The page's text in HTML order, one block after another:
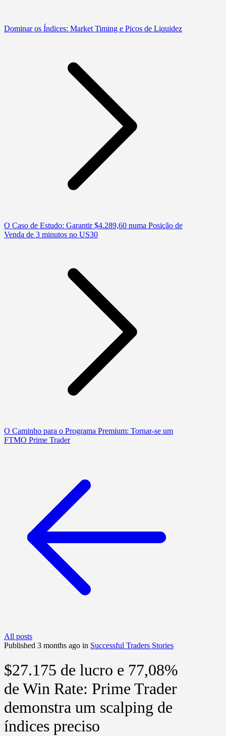
Dominar os Índices: Market Timing e Picos de Liquidez
O Caso de Estudo: Garantir $4.289,60 numa Posição de
Venda de 3 minutos no US30
O Caminho para o Programa Premium: Tornar-se um
FTMO Prime Trader
All posts
Published 3 months ago in Successful Traders Stories
$27.175 de lucro e 77,08%
de Win Rate: Prime Trader
demonstra um scalping de
índices preciso